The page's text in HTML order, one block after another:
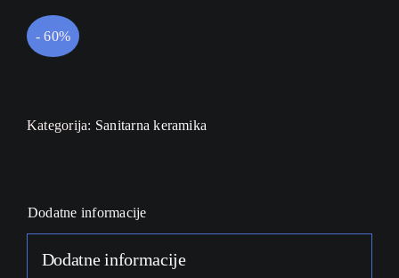
- 60%
Kategorija: Sanitarna keramika
Dodatne informacije
Dodatne informacije